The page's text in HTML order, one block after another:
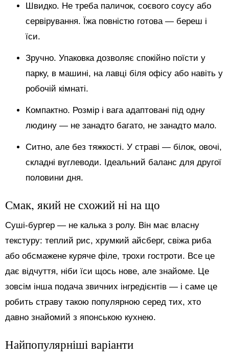
Швидко. Не треба паличок, соєвого соусу або
сервірування. Їжа повністю готова — береш і
їси.
Зручно. Упаковка дозволяє спокійно поїсти у
парку, в машині, на лавці біля офісу або навіть у
робочій кімнаті.
Компактно. Розмір і вага адаптовані під одну
людину — не занадто багато, не занадто мало.
Ситно, але без тяжкості. У страві — білок, овочі,
складні вуглеводи. Ідеальний баланс для другої
половини дня.
Смак, який не схожий ні на що
Суші-бургер — не калька з ролу. Він має власну
текстуру: теплий рис, хрумкий айсберг, свіжа риба
або обсмажене куряче філе, трохи гостроти. Все це
дає відчуття, ніби їси щось нове, але знайоме. Це
зовсім інша подача звичних інгредієнтів — і саме це
робить страву такою популярною серед тих, хто
давно знайомий з японською кухнею.
Найпопулярніші варіанти